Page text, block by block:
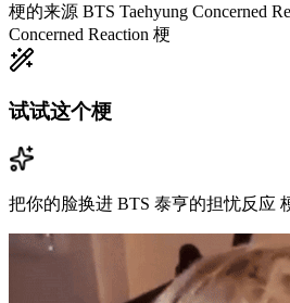
梗的来源 BTS Taehyung Concerned
Concerned Reaction 梗
试试这个梗
把你的脸换进 BTS 泰亨的担忧反应